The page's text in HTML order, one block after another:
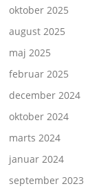
oktober 2025
august 2025
maj 2025
februar 2025
december 2024
oktober 2024
marts 2024
januar 2024
september 2023